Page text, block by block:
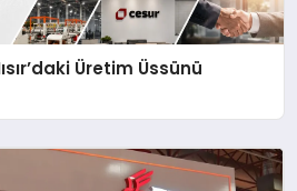
Üretim Üssünü